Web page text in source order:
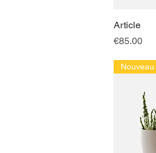
Article
價格
€85.00
Nouveau